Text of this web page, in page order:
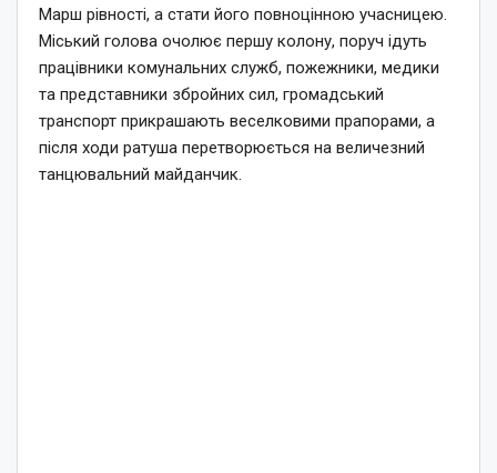
Марш рівності, а стати його повноцінною учасницею.
Міський голова очолює першу колону, поруч ідуть
працівники комунальних служб, пожежники, медики
та представники збройних сил, громадський
транспорт прикрашають веселковими прапорами, а
після ходи ратуша перетворюється на величезний
танцювальний майданчик.